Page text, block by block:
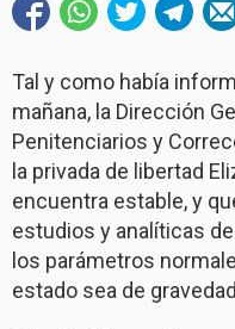
Tal y como había
mañana, la Dirección
Penitenciarios y
la privada de libertad
encuentra estable, y
estudios y analíticas
los parámetros
estado sea de